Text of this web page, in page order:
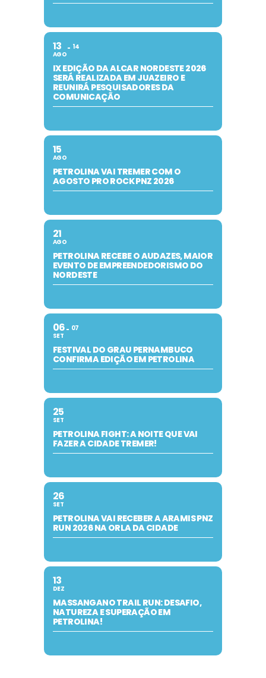
13
AGO
14
IX EDIÇÃO DA ALCAR NORDESTE 2026
SERÁ REALIZADA EM JUAZEIRO E
REUNIRÁ PESQUISADORES DA
COMUNICAÇÃO
15
AGO
PETROLINA VAI TREMER COM O
AGOSTO PRO ROCK PNZ 2026
21
AGO
PETROLINA RECEBE O AUDAZES, MAIOR
EVENTO DE EMPREENDEDORISMO DO
NORDESTE
06
SET
07
FESTIVAL DO GRAU PERNAMBUCO
CONFIRMA EDIÇÃO EM PETROLINA
25
SET
PETROLINA FIGHT: A NOITE QUE VAI
FAZER A CIDADE TREMER!
26
SET
PETROLINA VAI RECEBER A ARAMIS PNZ
RUN 2026 NA ORLA DA CIDADE
13
DEZ
MASSANGANO TRAIL RUN: DESAFIO,
NATUREZA E SUPERAÇÃO EM
PETROLINA!